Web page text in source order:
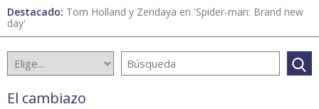
Destacado: Tom Holland y Zendaya en 'Spider-man: Brand new
day'
El cambiazo